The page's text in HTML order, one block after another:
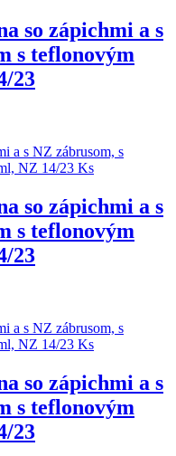
so zápichmi a s
s teflonovým
23
so zápichmi a s
s teflonovým
23
so zápichmi a s
s teflonovým
23